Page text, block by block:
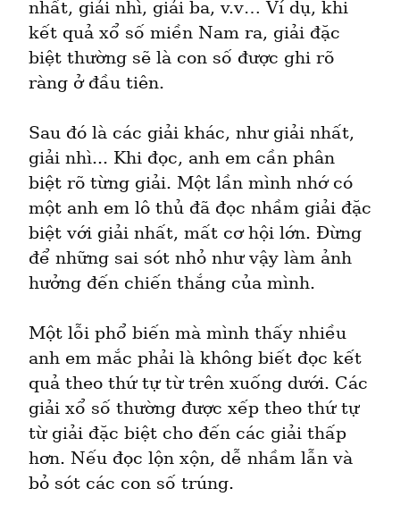
nhất, giải nhì, giải ba, v.v… Ví dụ, khi
kết quả xổ số miền Nam ra, giải đặc
biệt thường sẽ là con số được ghi rõ
ràng ở đầu tiên.
Sau đó là các giải khác, như giải nhất,
giải nhì... Khi đọc, anh em cần phân
biệt rõ từng giải. Một lần mình nhớ có
một anh em lô thủ đã đọc nhầm giải đặc
biệt với giải nhất, mất cơ hội lớn. Đừng
để những sai sót nhỏ như vậy làm ảnh
hưởng đến chiến thắng của mình.
Một lỗi phổ biến mà mình thấy nhiều
anh em mắc phải là không biết đọc kết
quả theo thứ tự từ trên xuống dưới. Các
giải xổ số thường được xếp theo thứ tự
từ giải đặc biệt cho đến các giải thấp
hơn. Nếu đọc lộn xộn, dễ nhầm lẫn và
bỏ sót các con số trúng.